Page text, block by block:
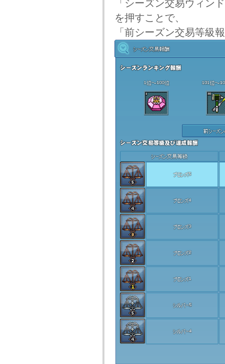
「シーズン交易ウィン
を押すことで、
「前シーズン交易等級